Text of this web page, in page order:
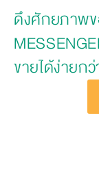
ดึงศักยภาพข
ขายได้ง่ายก